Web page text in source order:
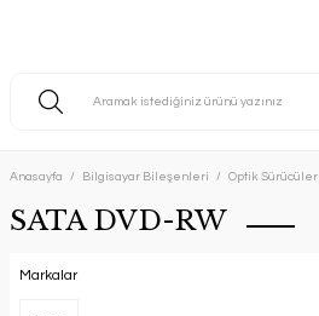
Anasayfa Bilgisayar Bileşenleri Optik Sürücüler
SATA DVD-RW
Markalar